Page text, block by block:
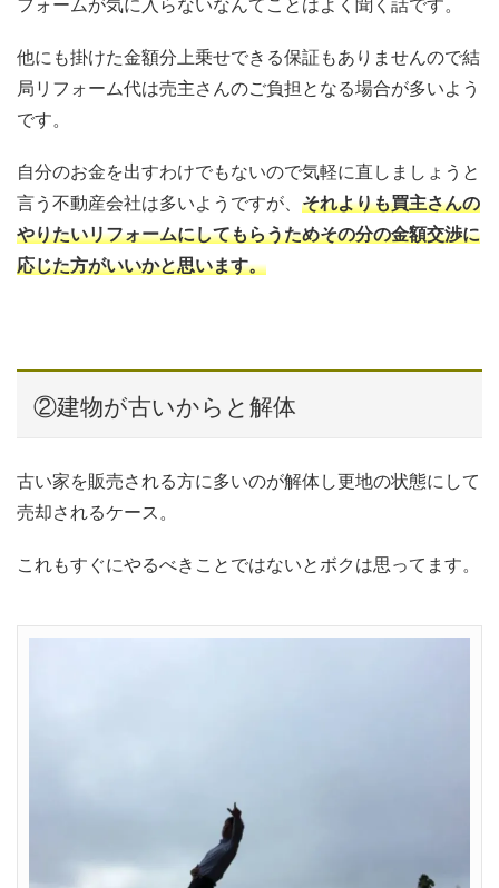
フォームが気に入らないなんてことはよく聞く話です。
他にも掛けた金額分上乗せできる保証もありませんので結
局リフォーム代は売主さんのご負担となる場合が多いよう
です。
自分のお金を出すわけでもないので気軽に直しましょうと
言う不動産会社は多いようですが、 それよりも買主さんの
やりたいリフォームにしてもらうためその分の金額交渉に
応じた方がいいかと思います。
②建物が古いからと解体
古い家を販売される方に多いのが解体し更地の状態にして
売却されるケース。
これもすぐにやるべきことではないとボクは思ってます。